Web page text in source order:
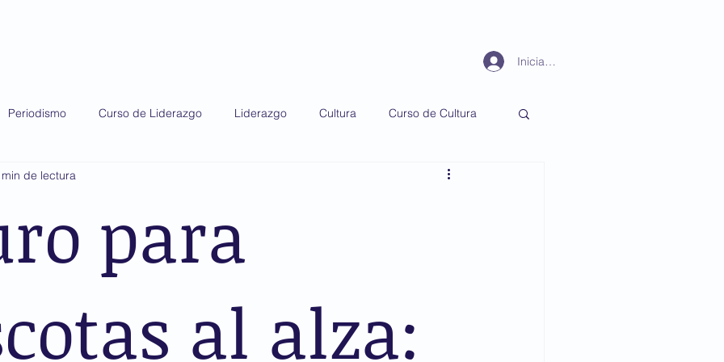
Iniciar sesión
Periodismo Curso de Liderazgo Liderazgo Cultura Curso de Cultura
para
al alza:
min de lectura